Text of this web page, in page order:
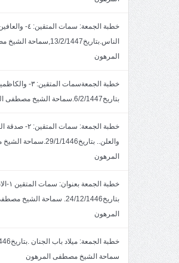
خطبة الجمعة: سمات المتقين:
الناس.بتاريخ13/2/1447,سماحة
المرهون
خطبة الجمعةسمات
بتاريخ6/2/1447.سماحة الشيخ مصطفى المرهون
خطبة الجمعة: سمات المتقين:
والعلن.. بتاريخ29/1/
المرهون
خطبة الجمعة
بتاريخ24/12/1446. سماحة الشيخ
المرهون
سماحة الشيخ مصطفى المرهون